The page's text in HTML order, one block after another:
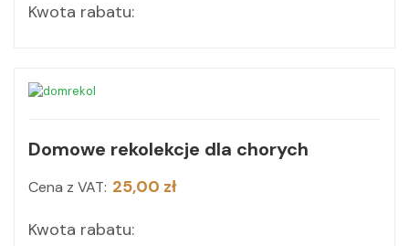
Kwota rabatu:
Domowe rekolekcje dla chorych
Cena z VAT: 25,00 zł
Kwota rabatu: